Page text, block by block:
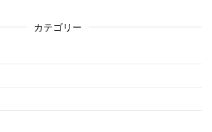
カテゴリー